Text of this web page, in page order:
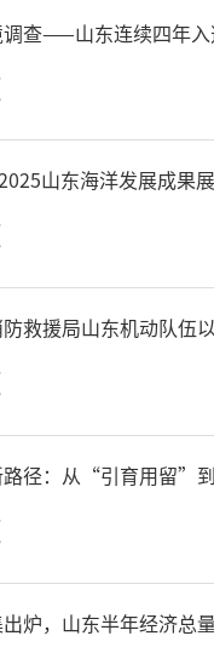
生的力
任艺术
至30日
展实地
央画院
发他的
写欣赏
查——山东连续四年
山东海洋发展成果
防救援局山东机动队
路径：从“引育用留”
炉，山东半年经济总